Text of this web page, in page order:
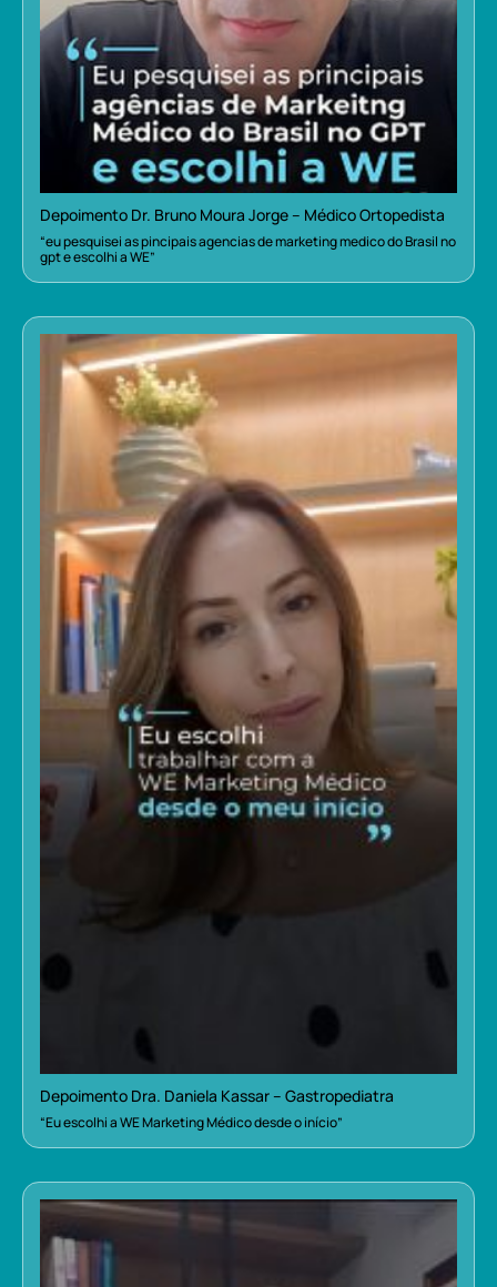
Depoimento Dr. Bruno Moura Jorge – Médico Ortopedista
“eu pesquisei as pincipais agencias de marketing medico do Brasil no
gpt e escolhi a WE”
Depoimento Dra. Daniela Kassar – Gastropediatra
“Eu escolhi a WE Marketing Médico desde o início”